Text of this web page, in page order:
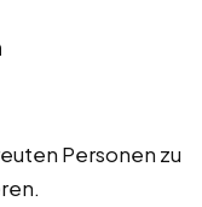
Personen zu